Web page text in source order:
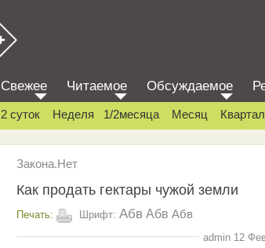
Свежее Читаемое Обсуждаемое
2 суток Неделя 1/2месяца Месяц Квартал
Закона.Нет
Как продать гектары чужой земли
Печать: Шрифт: Абв Абв Абв
admin 12